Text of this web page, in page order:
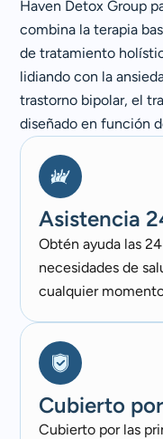
Haven Detox Group
combina la terapia
de tratamiento
lidiando con la
trastorno bipolar, el
diseñado en función
Asistencia
Obtén ayuda las
necesidades de
cualquier
Cubierto
Cubierto por las